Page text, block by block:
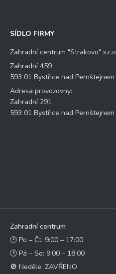
SÍDLO FIRMY
Zahradní centrum "Strakovo" s.r.o
Zahradní 459
593 01 Bystřice nad Pernštejnem
Adresa provozovny:
Zahradní 291
593 01 Bystřice nad Pernštejnem
Zahradní centrum
🕑 Po – Čt: 9:00 – 17:00
🕑 Pá – So: 9:00 – 18:00
🚫 Neděle: ZAVŘENO